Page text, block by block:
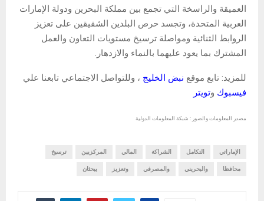
العميقة والراسخة التي تجمع بين مملكة البحرين ودولة الإمارات
العربية المتحدة، وتجسد حرص البلدين الشقيقين على تعزيز
الروابط الثنائية ومواصلة ترسيخ مستويات التعاون والعمل
المشترك بما يعود عليهما بالنماء والازدهار.
للمزيد: تابع موقع نبض الخليج ، وللتواصل الاجتماعي تابعنا علي
فيسبوك وتويتر
مصدر المعلومات والصور : شبكة المعلومات الدولية
الإماراتي التكامل الشراكة المالي المركزيين ترسيخ
محافظا والبحريني والمصرفي وتعزيز يبحثان